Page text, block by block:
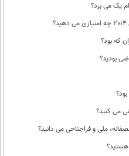
که بود؟
بودید؟
می کنید؟
ملی و فراجناحی می دانید؟
هستید؟